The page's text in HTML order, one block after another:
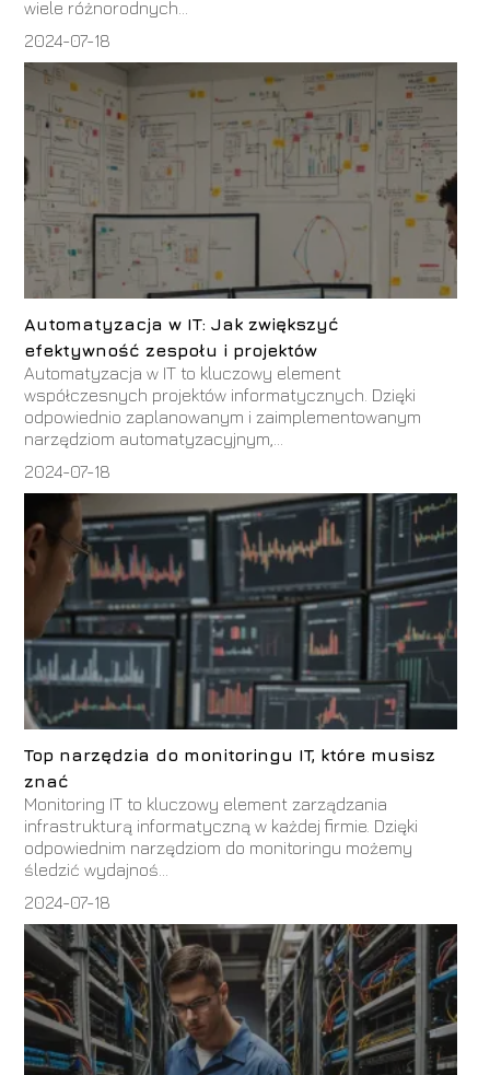
wiele różnorodnych...
2024-07-18
Automatyzacja w IT: Jak zwiększyć
efektywność zespołu i projektów
Automatyzacja w IT to kluczowy element
współczesnych projektów informatycznych. Dzięki
odpowiednio zaplanowanym i zaimplementowanym
narzędziom automatyzacyjnym,...
2024-07-18
Top narzędzia do monitoringu IT, które musisz
znać
Monitoring IT to kluczowy element zarządzania
infrastrukturą informatyczną w każdej firmie. Dzięki
odpowiednim narzędziom do monitoringu możemy
śledzić wydajnoś...
2024-07-18